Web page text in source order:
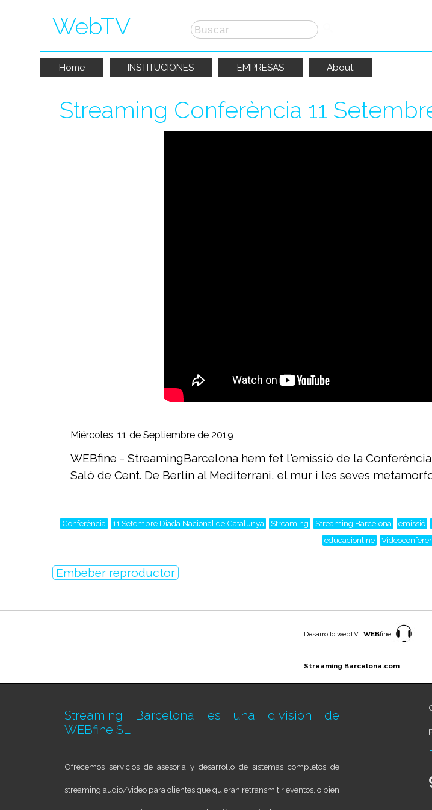
WebTV
Home INSTITUCIONES EMPRESAS About
Streaming Conferència 11
Miércoles, 11 de Septiembre de 2019
WEBfine - StreamingBarcelona hem fet l'emissió de la
Saló de Cent. De Berlín al Mediterrani, el mur i les seves
Conferència 11 Setembre Diada Nacional de Catalunya Streaming Streaming Barcelona emissió
educacionline
Embeber reproductor
Desarrollo webTV: WEBfine
Streaming Barcelona.com
Streaming Barcelona es una división de
WEBfine SL
Ofrecemos servicios de asesoría y desarrollo de sistemas completos de
streaming audio/video para clientes que quieran retransmitir eventos, o bien